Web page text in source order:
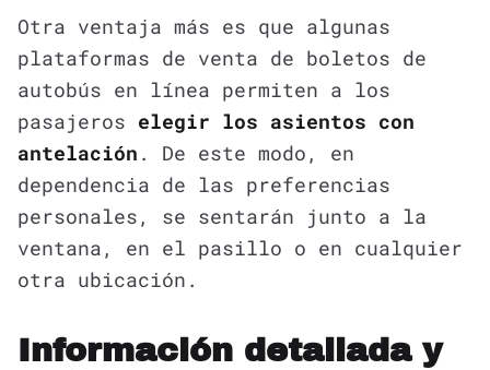
Otra ventaja más es que algunas
plataformas de venta de boletos de
autobús en línea permiten a los
pasajeros elegir los asientos con
antelación . De este modo, en
dependencia de las preferencias
personales, se sentarán junto a la
ventana, en el pasillo o en cualquier
otra ubicación.
Información detallada y